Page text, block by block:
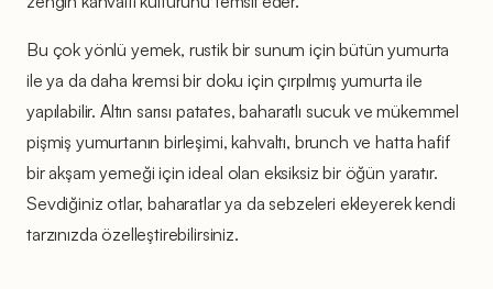
Bu çok yönlü yemek, rustik bir sunum için bütün yumurta
ile ya da daha kremsi bir doku için çırpılmış yumurta ile
yapılabilir. Altın sarısı patates, baharatlı sucuk ve mükemmel
pişmiş yumurtanın birleşimi, kahvaltı, brunch ve hatta hafif
bir akşam yemeği için ideal olan eksiksiz bir öğün yaratır.
Sevdiğiniz otlar, baharatlar ya da sebzeleri ekleyerek kendi
tarzınızda özelleştirebilirsiniz.